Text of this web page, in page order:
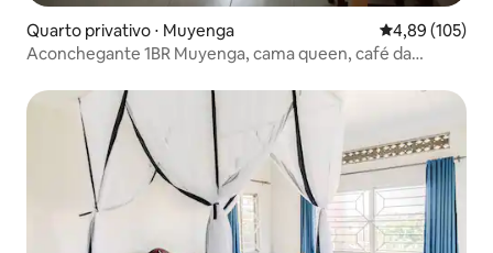
Quarto privativo ⋅ Muyenga 4,89 de uma
4,89 (105)
Aconchegante 1BR Muyenga, cama queen, café da